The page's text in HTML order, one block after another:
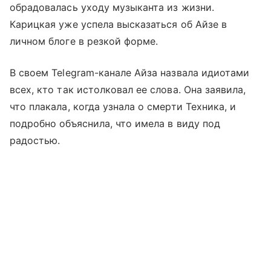
обрадовалась уходу музыканта из жизни.
Карицкая уже успела высказаться об Айзе в
личном блоге в резкой форме.
В своем Telegram-канале Айза назвала идиотами
всех, кто так истолковал ее слова. Она заявила,
что плакала, когда узнала о смерти Техника, и
подробно объяснила, что имела в виду под
радостью.